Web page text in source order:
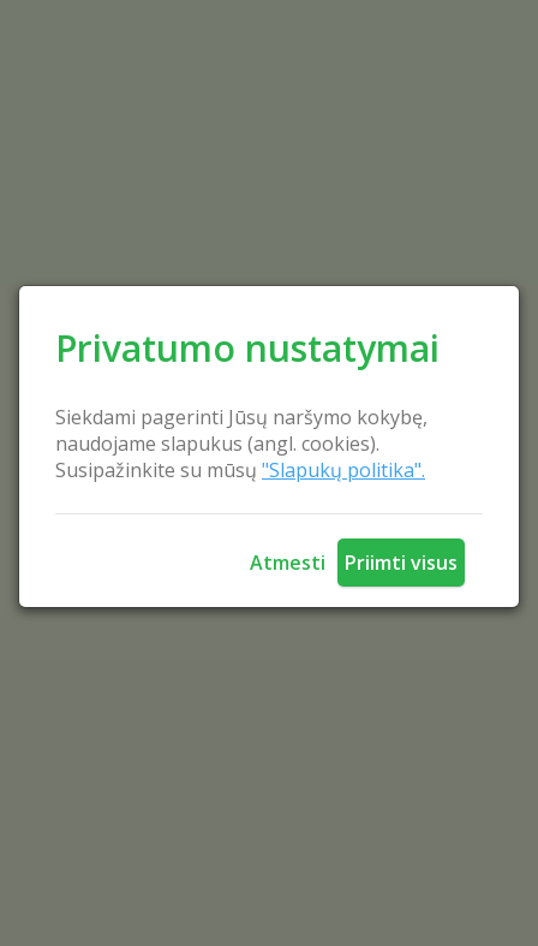
Privatumo nustatymai
Siekdami pagerinti Jūsų naršymo kokybę,
naudojame slapukus (angl. cookies).
Susipažinkite su mūsų "Slapukų politika".
Atmesti Priimti visus